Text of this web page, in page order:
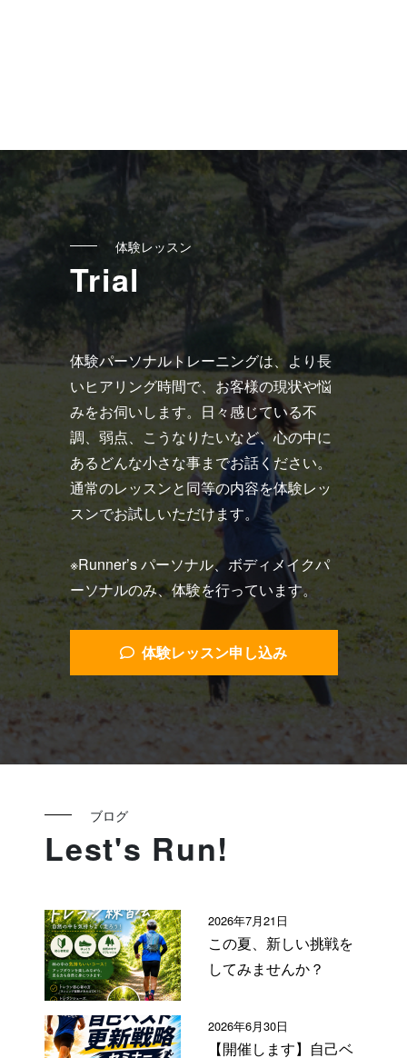
体験レッスン
Trial
体験パーソナルトレーニングは、より長
いヒアリング時間で、お客様の現状や悩
みをお伺いします。日々感じている不
調、弱点、こうなりたいなど、心の中に
あるどんな小さな事までお話ください。
通常のレッスンと同等の内容を体験レッ
スンでお試しいただけます。
※Runner’s パーソナル、ボディメイクパ
ーソナルのみ、体験を行っています。
体験レッスン申し込み
ブログ
Lest's Run!
2026年7月21日
この夏、新しい挑戦を
してみませんか？
2026年6月30日
【開催します】自己ベ